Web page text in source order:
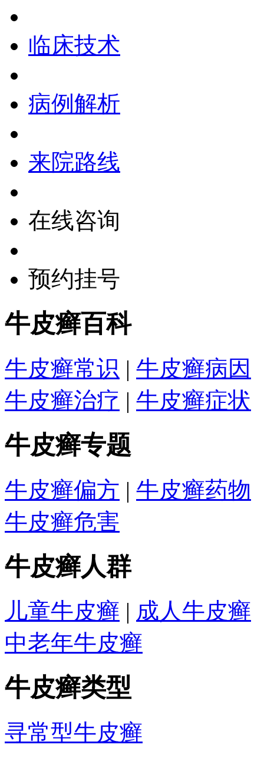
临床技术
病例解析
来院路线
在线咨询
预约挂号
牛皮癣百科
牛皮癣常识 | 牛皮癣病因
牛皮癣治疗 | 牛皮癣症状
牛皮癣专题
牛皮癣偏方 | 牛皮癣药物
牛皮癣危害
牛皮癣人群
儿童牛皮癣 | 成人牛皮癣
中老年牛皮癣
牛皮癣类型
寻常型牛皮癣